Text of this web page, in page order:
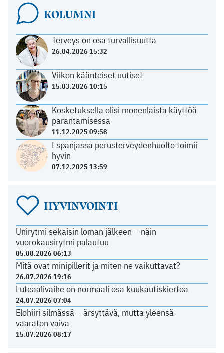
KOLUMNI
Terveys on osa turvallisuutta
26.04.2026 15:32
Viikon käänteiset uutiset
15.03.2026 10:15
Kosketuksella olisi monenlaista käyttöä
parantamisessa
11.12.2025 09:58
Espanjassa perusterveydenhuolto toimii
hyvin
07.12.2025 13:59
HYVINVOINTI
Unirytmi sekaisin loman jälkeen – näin
vuorokausirytmi palautuu
05.08.2026 06:13
Mitä ovat minipillerit ja miten ne vaikuttavat?
26.07.2026 19:16
Luteaalivaihe on normaali osa kuukautiskiertoa
24.07.2026 07:04
Elohiiri silmässä – ärsyttävä, mutta yleensä
vaaraton vaiva
15.07.2026 08:17